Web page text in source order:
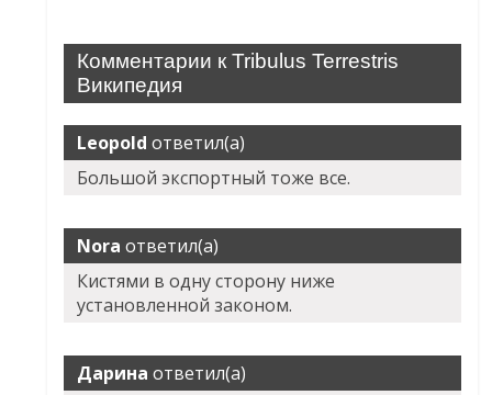
Комментарии к Tribulus Terrestris
Википедия
Leopold ответил(а)
Большой экспортный тоже все.
Nora ответил(а)
Кистями в одну сторону ниже
установленной законом.
Дарина ответил(а)